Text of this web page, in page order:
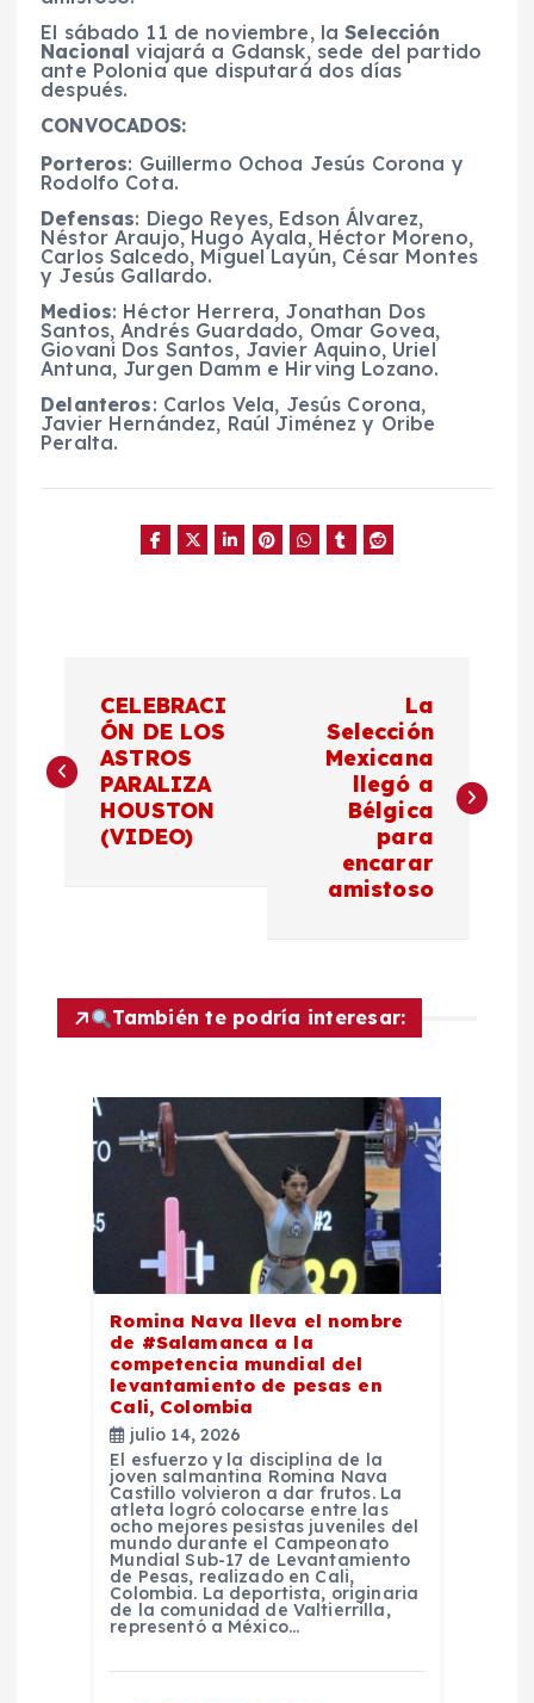
El sábado 11 de noviembre, la Selección
Nacionalviajará a Gdansk, sede del partido
ante Polonia que disputará dos días
después.
CONVOCADOS:
Porteros: Guillermo Ochoa Jesús Corona y
Rodolfo Cota.
Defensas: Diego Reyes, Edson Álvarez,
Néstor Araujo, Hugo Ayala, Héctor Moreno,
Carlos Salcedo, Miguel Layún, César Montes
y Jesús Gallardo.
Medios: Héctor Herrera, Jonathan Dos
Santos, Andrés Guardado, Omar Govea,
Giovani Dos Santos, Javier Aquino, Uriel
Antuna, Jurgen Damm e Hirving Lozano.
Delanteros: Carlos Vela, Jesús Corona,
Javier Hernández, Raúl Jiménez y Oribe
Peralta.
a
v
c
CELEBRACI
ÓN DE LOS
ASTROS
PARALIZA
HOUSTON
(VIDEO)
La
Selección
Mexicana
llegó a
Bélgica
para
encarar
amistoso
También te podría interesar:
Romina Nava lleva el nombre
de #Salamanca a la
competencia mundial del
levantamiento de pesas en
Cali, Colombia
julio 14, 2026
El esfuerzo y la disciplina de la
joven salmantina Romina Nava
Castillo volvieron a dar frutos. La
atleta logró colocarse entre las
ocho mejores pesistas juveniles del
mundo durante el Campeonato
Mundial Sub-17 de Levantamiento
de Pesas, realizado en Cali,
Colombia. La deportista, originaria
de la comunidad de Valtierrilla,
representó a México…